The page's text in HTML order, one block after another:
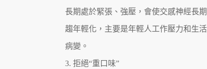
長期處於緊張、強壓，會使交感神經長
趨年輕化，主要是年輕人工作壓力和生
病變。
3. 拒絕“重口味”